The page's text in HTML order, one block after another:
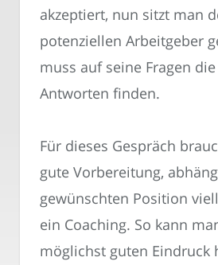
akzeptiert, nun sitzt man
potenziellen Arbeitgeber
muss auf seine Fragen
Antworten finden.
Für dieses Gespräch
gute Vorbereitung,
gewünschten Position
ein Coaching. So kann
möglichst guten Eindruck